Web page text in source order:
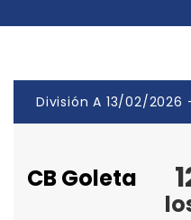
División A 13/02/2026
CB Goleta